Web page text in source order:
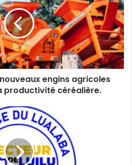
engins agricoles
productivité céréalière.